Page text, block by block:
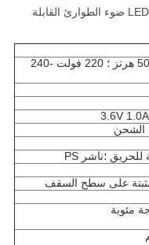
IP65 مقاوم للماء 3 ساعات بطارية عملية LED ضوء الطوارئ القابلة
110 فولت -127 فولت 50/60 هرتز ؛ 220 فولت -240
على سطح السقف